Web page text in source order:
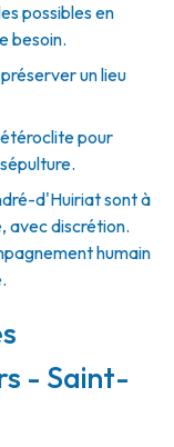
possibles en
besoin.
un lieu
pour
d'Huiriat sont à
avec discrétion.
humain
- Saint-